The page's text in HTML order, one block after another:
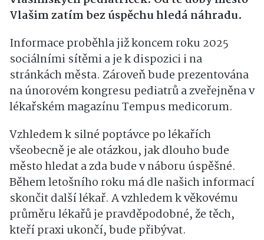
Vlašim zatím bez úspěchu hledá náhradu.
Informace proběhla již koncem roku 2025
sociálními sítěmi a je k dispozici i na
stránkách města. Zároveň bude prezentována
na únorovém kongresu pediatrů a zveřejněna v
lékařském magazínu Tempus medicorum.
Vzhledem k silné poptávce po lékařích
všeobecně je ale otázkou, jak dlouho bude
město hledat a zda bude v náboru úspěšné.
Během letošního roku má dle našich informací
skončit další lékař. A vzhledem k věkovému
průměru lékařů je pravděpodobné, že těch,
kteří praxi ukončí, bude přibývat.